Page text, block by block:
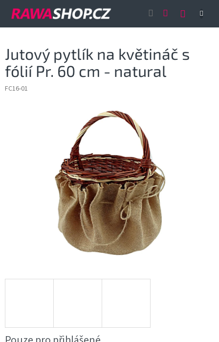
Jutový pytlík na květináč s
fólií Pr. 60 cm - natural
FC16-01